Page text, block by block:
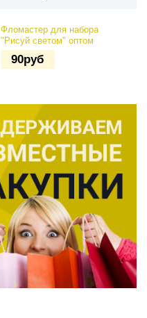
Фломастер для набора
"Рисуй светом" оптом
90руб